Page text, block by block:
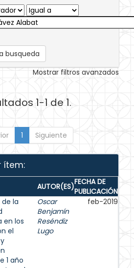
busqueda
Mostrar filtros avanzados
1-1 de 1.
1 Siguiente
ítem:
AUTOR(ES)FECHA DE
PUBLICACIÓN
la
en los
el
1 año
Oscar
Benjamín
Reséndiz
Lugo
feb-2019